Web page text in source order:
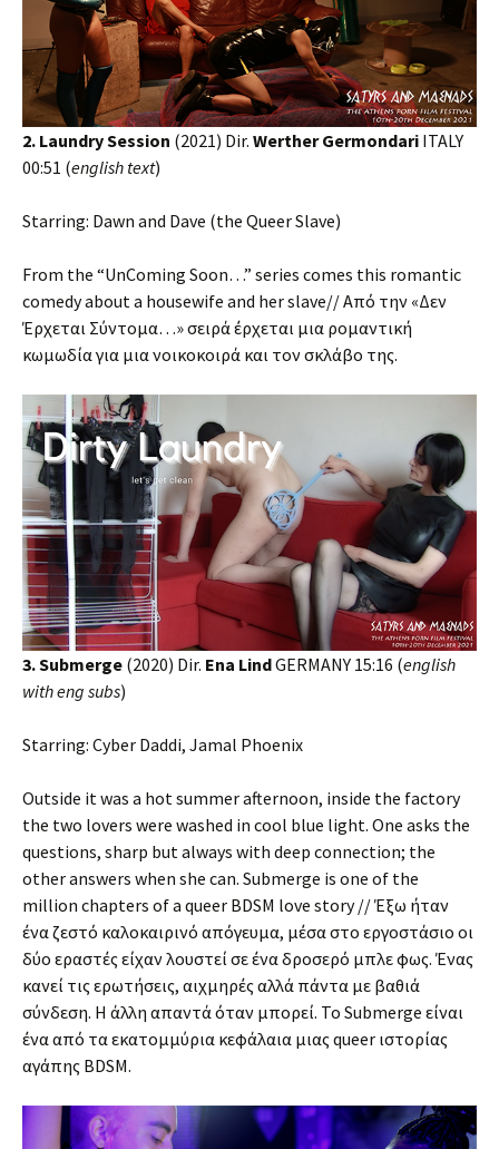
2. Laundry Session (2021) Dir. Werther Germondari ITALY
00:51 (english text)
Starring: Dawn and Dave (the Queer Slave)
From the “UnComing Soon…” series comes this romantic
comedy about a housewife and her slave// Από την «Δεν
Έρχεται Σύντομα…» σειρά έρχεται μια ρομαντική
κωμωδία για μια νοικοκοιρά και τον σκλάβο της.
3. Submerge (2020) Dir. Ena LindGERMANY 15:16 (english
with eng subs)
Starring: Cyber Daddi, Jamal Phoenix
Outside it was a hot summer afternoon, inside the factory
the two lovers were washed in cool blue light. One asks the
questions, sharp but always with deep connection; the
other answers when she can. Submerge is one of the
million chapters of a queer BDSM love story // Έξω ήταν
ένα ζεστό καλοκαιρινό απόγευμα, μέσα στο εργοστάσιο οι
δύο εραστές είχαν λουστεί σε ένα δροσερό μπλε φως. Ένας
κανεί τις ερωτήσεις, αιχμηρές αλλά πάντα με βαθιά
σύνδεση. Η άλλη απαντά όταν μπορεί. Το Submerge είναι
ένα από τα εκατομμύρια κεφάλαια μιας queer ιστορίας
αγάπης BDSM.